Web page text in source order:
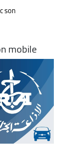
son
mobile